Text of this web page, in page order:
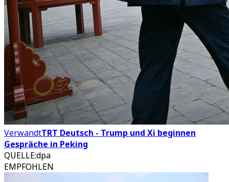
VerwandtTRT Deutsch - Trump und Xi beginnen
Gespräche in Peking
QUELLE:dpa
EMPFOHLEN